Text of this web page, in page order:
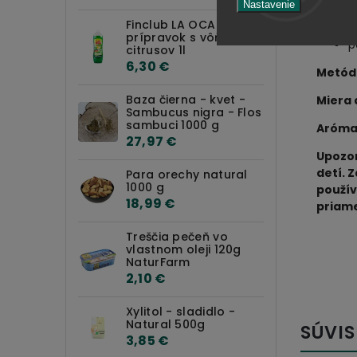
Nastavenie
Finclub LA OCA Leštiaci
prípravok s vôňou
citrusov 1l
6,30 €
Baza čierna - kvet -
Sambucus nigra - Flos
sambuci 1000 g
27,97 €
Para orechy natural
1000 g
18,99 €
Treščia pečeň vo
vlastnom oleji 120g
NaturFarm
2,10 €
Xylitol - sladidlo -
Natural 500g
3,85 €
Miera
Aróma
detí.